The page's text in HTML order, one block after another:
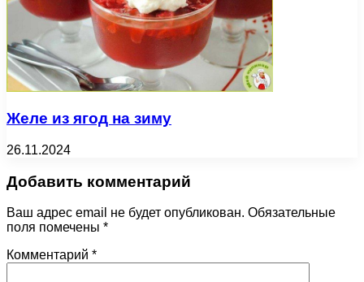
Желе из ягод на зиму
26.11.2024
Добавить комментарий
Ваш адрес email не будет опубликован. Обязательные
поля помечены *
Комментарий *